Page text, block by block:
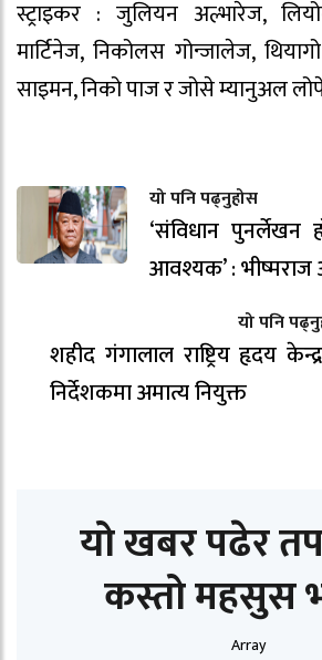
स्ट्राइकर : जुलियन अल्भारेज,
मार्टिनेज, निकोलस गोन्जालेज,
साइमन, निको पाज र जोसे म्यानुअल
यो पनि पढ्नुहोस
‘संविधान पुनर्लेखन
आवश्यक’ :
यो पनि
शहीद गंगालाल राष्ट्रिय हृदय
निर्देशकमा अमात्य नियुक्त
यो खबर पढेर
कस्तो महसुस
Array